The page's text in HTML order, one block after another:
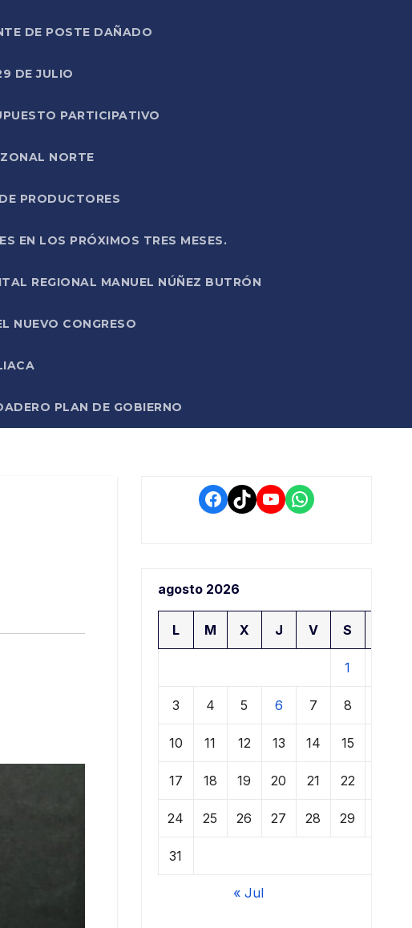
DE POSTE DAÑADO
DE JULIO
PARTICIPATIVO
NORTE
PRODUCTORES
EN LOS PRÓXIMOS TRES MESES.
REGIONAL MANUEL NÚÑEZ BUTRÓN
NUEVO CONGRESO
PLAN DE GOBIERNO
Facebook
TikTokYouTube
WhatsApp
agosto 2026
L M X J V S
1
3 4 5 6 7 8
10 11 12 13 14 15
17 18 19 20 21 22
24 25 26 27 28 29
31
« Jul